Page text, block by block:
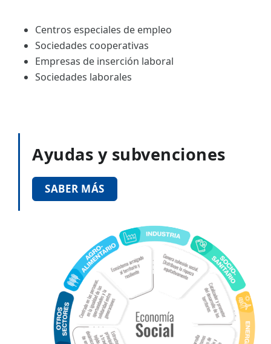
Centros especiales de empleo
Sociedades cooperativas
Empresas de inserción laboral
Sociedades laborales
Ayudas y subvenciones
SABER MÁS